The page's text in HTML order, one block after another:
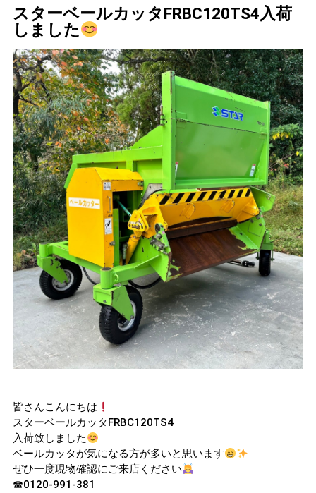
スターベールカッタFRBC120TS4入荷
しました
皆さんこんにちは
スターベールカッタFRBC120TS4
入荷致しました
ベールカッタが気になる方が多いと思います
ぜひ一度現物確認にご来店ください
☎0120-991-381